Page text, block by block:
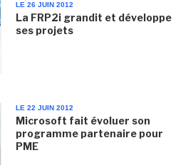
LE 26 JUIN 2012
La FRP2i grandit et développe
ses projets
LE 22 JUIN 2012
Microsoft fait évoluer son
programme partenaire pour
PME